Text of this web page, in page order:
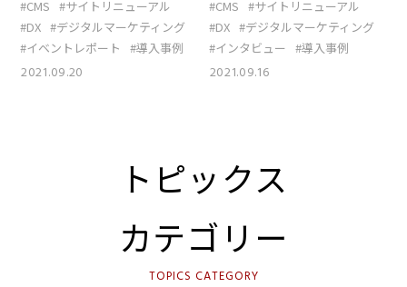
#CMS #サイトリニューアル
#DX #デジタルマーケティング
#イベントレポート
#導入事例
2021.09.20
#CMS #サイトリニューアル
#DX #デジタルマーケティング
#インタビュー #導入事例
2021.09.16
トピックス
カテゴリー
TOPICS CATEGORY